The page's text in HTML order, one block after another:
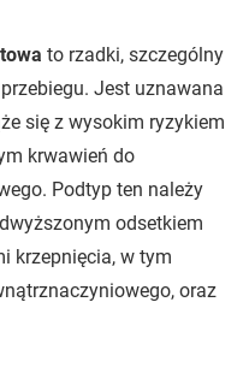
to rzadki, szczególny
Jest uznawana
się z wysokim ryzykiem
krwawień do
Podtyp ten należy
odsetkiem
krzepnięcia, w tym
oraz